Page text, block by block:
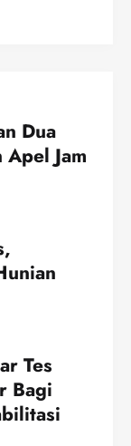
Dua
Jam
Tes
Bagi